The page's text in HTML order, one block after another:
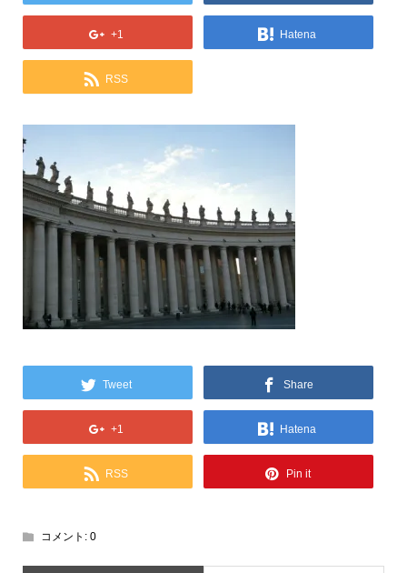
+1 Hatena
RSS
Tweet Share
+1 Hatena
RSS Pin it
コメント: 0